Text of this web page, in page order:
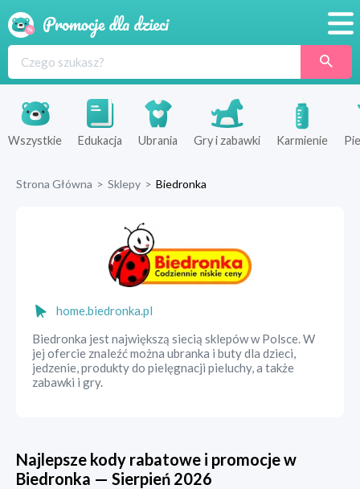
Produkty
Sklepy
Wszystkie Edukacja Ubrania Gry i zabawki Karmienie
Strona Główna > Sklepy > Biedronka
home.biedronka.pl
Biedronka jest największą siecią sklepów w Polsce. W
jej ofercie znaleźć można ubranka i buty dla dzieci,
jedzenie, produkty do pielęgnacji pieluchy, a także
zabawki i gry.
Najlepsze kody rabatowe i promocje w
Biedronka — Sierpień 2026